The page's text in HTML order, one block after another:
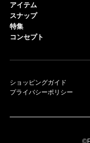
アイテム
スナップ
特集
コンセプト
ショッピングガイド
プライバシーポリシー